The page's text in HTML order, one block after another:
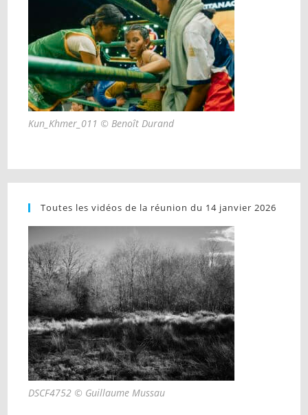
Kun_Khmer_011 © Benoît Durand
Toutes les vidéos de la réunion du 14 janvier 2026
DSCF4752 © Guillaume Mussau